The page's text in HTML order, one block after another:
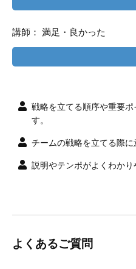
講師： 満足・良かった
戦略を立てる順序や重要
す。
チームの戦略を立てる際に
説明やテンポがよくわかり
よくあるご質問